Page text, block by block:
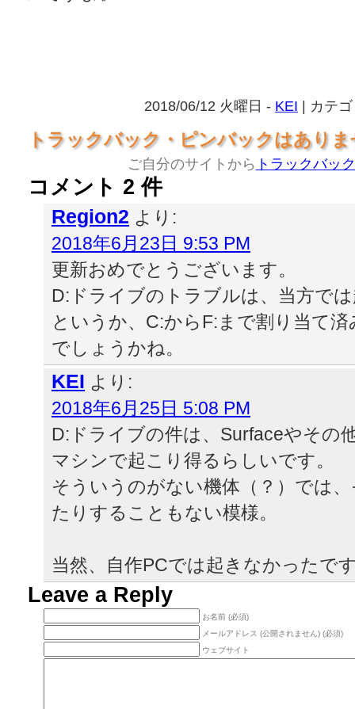
2018/06/12 火曜日 - KEI | カテ
トラックバック・ピンバックはあり
ご自分のサイトから トラックバック
コメント 2 件
Region2 より:
2018年6月23日 9:53 PM
更新おめでとうございます。
D:ドライブのトラブルは、当方で
というか、C:からF:まで割り当て
でしょうかね。
KEI より:
2018年6月25日 5:08 PM
D:ドライブの件は、Surfaceやその
マシンで起こり得るらしいです。
そういうのがない機体（？）では
たりすることもない模様。
当然、自作PCでは起きなかったで
Leave a Reply
お名前 (必須)
メールアドレス (公開されません) (必須)
ウェブサイト